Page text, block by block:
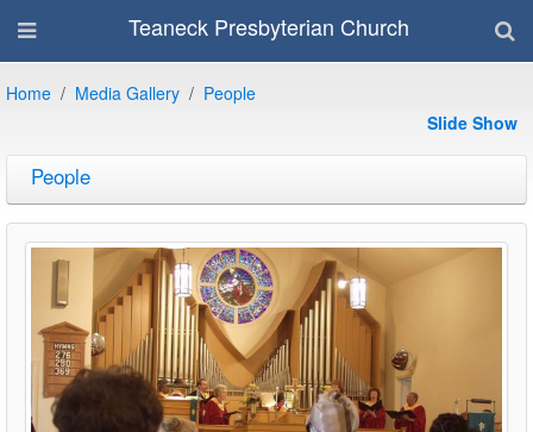
Teaneck Presbyterian Church
Home Media Gallery
People
Slide Show
People